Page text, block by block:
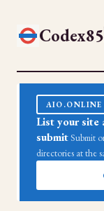
Codex85
AIO.ONLINE
List your site
submit Submit
directories at the